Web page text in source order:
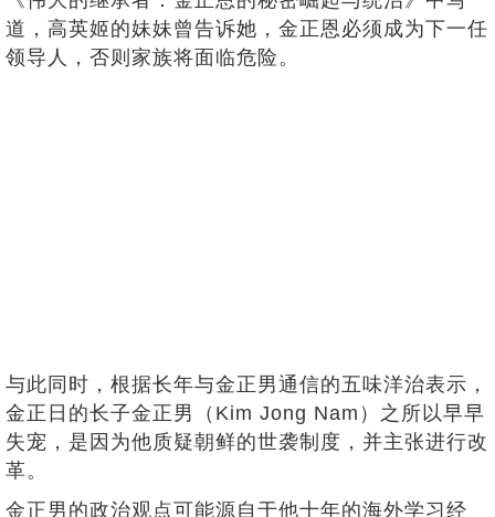
道，高英姬的妹妹曾告诉她，金正恩必须成为下一任
领导人，否则家族将面临危险。
与此同时，根据长年与金正男通信的五味洋治表示，
金正日的长子金正男（Kim Jong Nam）之所以早早
失宠，是因为他质疑朝鲜的世袭制度，并主张进行改
革。
金正男的政治观点可能源自于他十年的海外学习经